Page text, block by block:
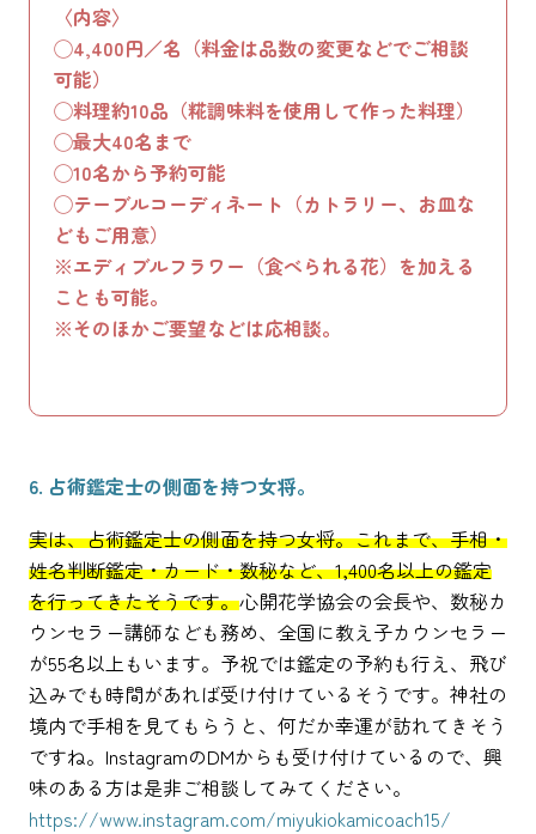
〈内容〉
◯4,400円／名（料金は品数の変更などでご相談
可能）
◯料理約10品（糀調味料を使用して作った料理）
◯最大40名まで
◯10名から予約可能
◯テーブルコーディネート（カトラリー、お皿な
どもご用意）
※エディブルフラワー（食べられる花）を加える
ことも可能。
※そのほかご要望などは応相談。
6. 占術鑑定士の側面を持つ女将。
実は、占術鑑定士の側面を持つ女将。これまで、手相・
姓名判断鑑定・カード・数秘など、1,400名以上の鑑定
を行ってきたそうです。心開花学協会の会長や、数秘カ
ウンセラー講師なども務め、全国に教え子カウンセラー
が55名以上もいます。予祝では鑑定の予約も行え、飛び
込みでも時間があれば受け付けているそうです。神社の
境内で手相を見てもらうと、何だか幸運が訪れてきそう
ですね。InstagramのDMからも受け付けているので、興
味のある方は是非ご相談してみてください。
https://www.instagram.com/miyukiokamicoach15/